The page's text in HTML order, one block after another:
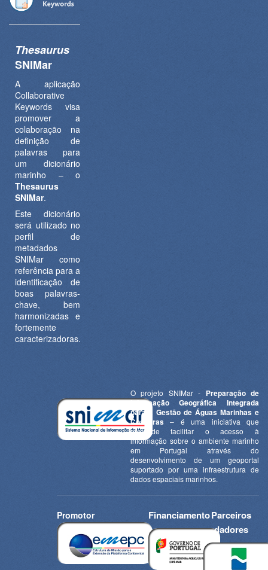
Thesaurus
SNIMar
A aplicação
Collaborative
Keywords visa
promover a
colaboração na
definição de
palavras para
um dicionário
marinho – o
Thesaurus
SNIMar.
Este dicionário
será utilizado no
perfil de
metadados
SNIMar como
referência para a
identificação de
boas palavras-
chave, bem
harmonizadas e
fortemente
caracterizadoras.
O projeto SNIMar - Preparação de
Informação Geográfica Integrada
para a Gestão de Águas Marinhas e
Costeiras– é uma iniciativa que
pretende facilitar o acesso à
informação sobre o ambiente marinho
em Portugal através do
desenvolvimento de um geoportal
suportado por uma infraestrutura de
dados espaciais marinhos.
Promotor FinanciamentoParceiros
dadores